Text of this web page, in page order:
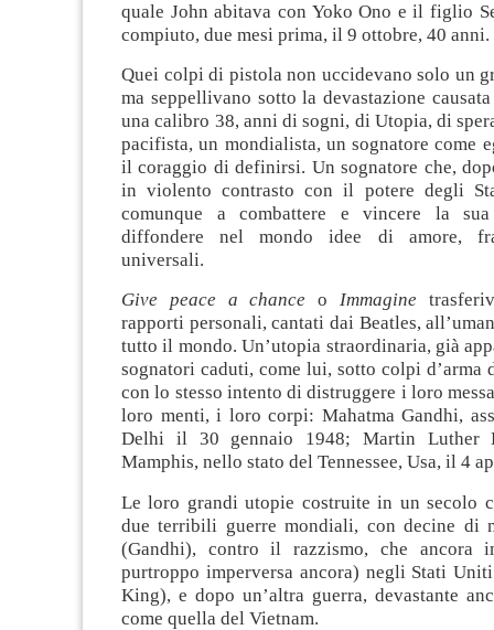
quale John abitava con Yoko Ono e il figlio
compiuto, due mesi prima, il 9 ottobre, 40 anni.
Quei colpi di pistola non uccidevano solo un
ma seppellivano sotto la devastazione
una calibro 38, anni di sogni, di Utopia, di
pacifista, un mondialista, un sognatore come
il coraggio di definirsi. Un sognatore che,
in violento contrasto con il potere degli
comunque a combattere e vincere la
diffondere nel mondo idee di amore,
universali.
Give peace a chance o Immagine
rapporti personali, cantati dai Beatles,
tutto il mondo. Un’utopia straordinaria, già
sognatori caduti, come lui, sotto colpi d’arma
con lo stesso intento di distruggere i loro
loro menti, i loro corpi: Mahatma Gandhi,
Delhi il 30 gennaio 1948; Martin Luther
Mamphis, nello stato del Tennessee, Usa, il 4
Le loro grandi utopie costruite in un secolo
due terribili guerre mondiali, con decine di
(Gandhi), contro il razzismo, che ancora
purtroppo imperversa ancora) negli Stati
King), e dopo un’altra guerra, devastante
come quella del Vietnam.